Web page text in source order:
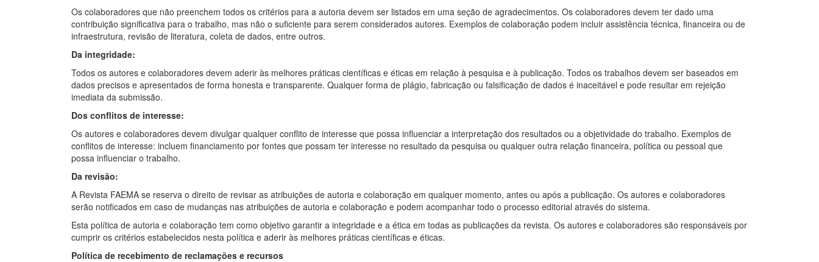
Os colaboradores que não preenchem todos os critérios para a autoria devem ser listados em uma seção de agradecimentos. Os colaboradores devem ter dado uma
contribuição significativa para o trabalho, mas não o suficiente para serem considerados autores. Exemplos de colaboração podem incluir assistência técnica, financeira ou de
infraestrutura, revisão de literatura, coleta de dados, entre outros.
Da integridade:
Todos os autores e colaboradores devem aderir às melhores práticas científicas e éticas em relação à pesquisa e à publicação. Todos os trabalhos devem ser baseados em
dados precisos e apresentados de forma honesta e transparente. Qualquer forma de plágio, fabricação ou falsificação de dados é inaceitável e pode resultar em rejeição
imediata da submissão.
Dos conflitos de interesse:
Os autores e colaboradores devem divulgar qualquer conflito de interesse que possa influenciar a interpretação dos resultados ou a objetividade do trabalho. Exemplos de
conflitos de interesse: incluem financiamento por fontes que possam ter interesse no resultado da pesquisa ou qualquer outra relação financeira, política ou pessoal que
possa influenciar o trabalho.
Da revisão:
A Revista FAEMA se reserva o direito de revisar as atribuições de autoria e colaboração em qualquer momento, antes ou após a publicação. Os autores e colaboradores
serão notificados em caso de mudanças nas atribuições de autoria e colaboração e podem acompanhar todo o processo editorial através do sistema.
Esta política de autoria e colaboração tem como objetivo garantir a integridade e a ética em todas as publicações da revista. Os autores e colaboradores são responsáveis por
cumprir os critérios estabelecidos nesta política e aderir às melhores práticas científicas e éticas.
Política de recebimento de reclamações e recursos